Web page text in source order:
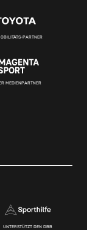
PARTNER
MEDIENPARTNER
UNTERSTÜTZT DEN DBB